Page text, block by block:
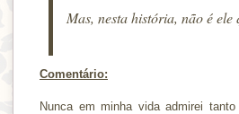
Mas, nesta história, não é
Comentário:
Nunca em minha vida admirei